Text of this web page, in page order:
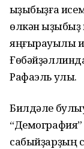
ҡыҙыбыҙға
өлкән
яңғырауыҡлы
Рафаэль улы.
Билдәле
сабыйҙарҙың